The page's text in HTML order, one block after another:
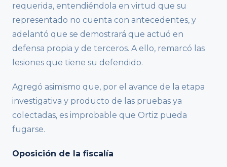
requerida, entendiéndola en virtud que su
representado no cuenta con antecedentes, y
adelantó que se demostrará que actuó en
defensa propia y de terceros. A ello, remarcó las
lesiones que tiene su defendido.
Agregó asimismo que, por el avance de la etapa
investigativa y producto de las pruebas ya
colectadas, es improbable que Ortiz pueda
fugarse.
Oposición de la fiscalía